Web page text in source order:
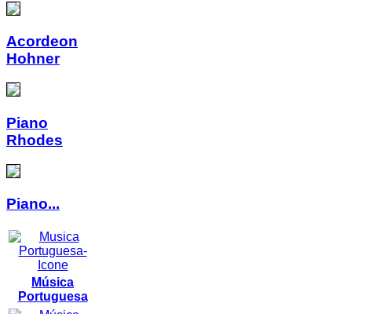
Acordeon
Hohner
Piano
Rhodes
Piano...
Música
Portuguesa